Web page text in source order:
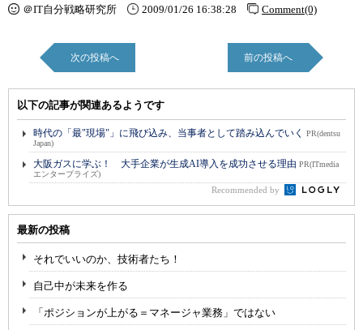
＠IT自分戦略研究所 2009/01/26 16:38:28 Comment(0)
次の投稿へ 前の投稿へ
以下の記事が関連あるようです
時代の「最"現場"」に飛び込み、当事者として踏み込んでいく
PR(dentsu
Japan)
大阪ガスに学ぶ！ 大手企業が生成AI導入を成功させる理由 PR(ITmedia
エンタープライズ)
Recommended by
最新の投稿
それでいいのか、技術者たち！
自己中が未来を作る
「ポジションが上がる＝マネージャ業務」ではない